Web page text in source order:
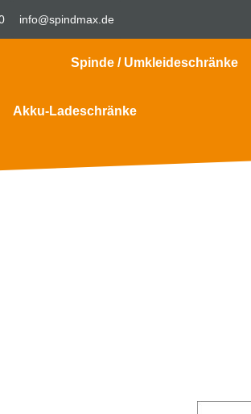
info@spindmax.de
Spinde / Umkleideschränke
Akku-Ladeschränke